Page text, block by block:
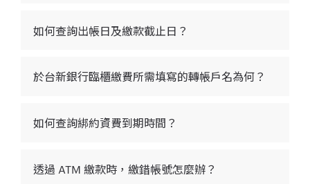
如何查詢出帳日及繳款截止日？
於台新銀行臨櫃繳費所需填寫的轉帳戶名為何？
如何查詢綁約資費到期時間？
透過 ATM 繳款時，繳錯帳號怎麼辦？